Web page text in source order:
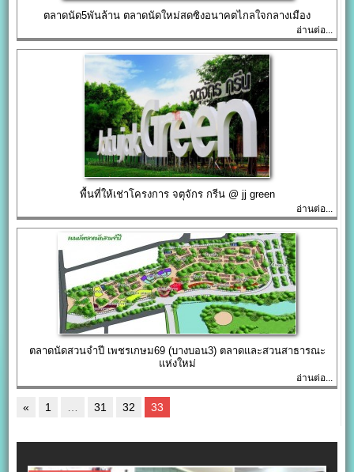
ตลาดนัด5พันล้าน ตลาดนัดใหม่สดซิงอนาคตไกลใจกลางเมือง
อ่านต่อ...
พื้นที่ให้เช่าโครงการ จตุจักร กรีน @ jj green
อ่านต่อ...
ตลาดนัดสวนจำปี เพชรเกษม69 (บางบอน3) ตลาดและสวนสาธารณะ
แห่งใหม่
อ่านต่อ...
« 1 31 32 33